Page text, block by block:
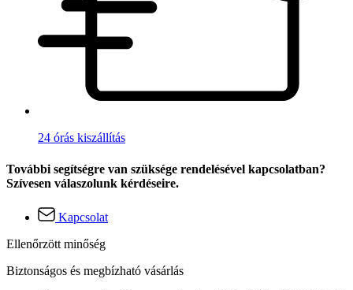
24 órás kiszállítás
További segítségre van szüksége rendelésével kapcsolatban?
Szívesen válaszolunk kérdéseire.
Kapcsolat
Ellenőrzött minőség
Biztonságos és megbízható vásárlás